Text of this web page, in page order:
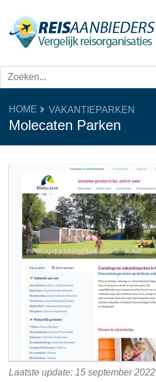
HOME VAKANTIEPARKEN
Molecaten Parken
Laatste update: 15 september 2022